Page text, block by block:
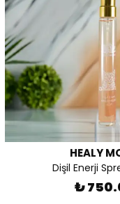
HEALY
Dişil Enerji
₺